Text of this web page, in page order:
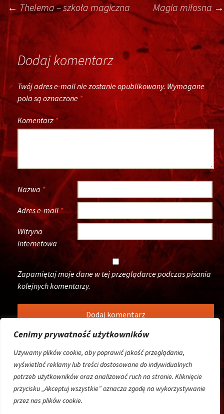
Cenimy prywatność użytkowników
Używamy plików cookie, aby poprawić jakość przeglądania,
wyświetlać reklamy lub treści dostosowane do indywidualnych
potrzeb użytkowników oraz analizować ruch na stronie. Kliknięcie
przycisku „Akceptuj wszystkie” oznacza zgodę na wykorzystywanie
przez nas plików cookie.
Post
navigation
← Thelema – szkoła magiczna Magia miłosna→
Dodaj komentarz
Twój adres e-mail nie zostanie opublikowany. Wymagane
pola są oznaczone *
Komentarz*
Nazwa *
Adres e-mail*
Witryna
internetowa
Zapamiętaj moje dane w tej przeglądarce podczas pisania
kolejnych komentarzy.
Wróżby